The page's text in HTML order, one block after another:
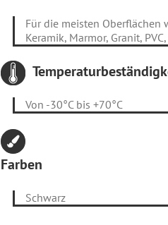
Für die meisten Oberflächen
Keramik, Marmor, Granit,
Von -30°C bis +70°C
Farben
Schwarz